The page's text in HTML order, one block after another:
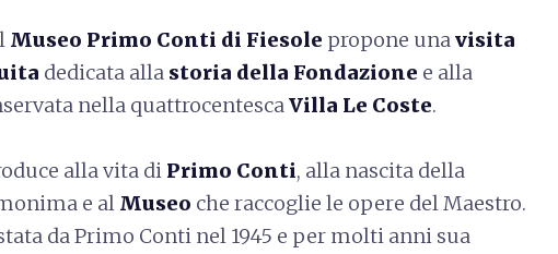
Museo Primo Conti di Fiesole propone unavisita
dedicata alla storia della Fondazione e alla
nella quattrocentescaVilla Le Coste.
alla vita di Primo Conti, alla nascita della
e al Museo che raccoglie le opere del Maestro.
da Primo Conti nel 1945 e per molti anni sua